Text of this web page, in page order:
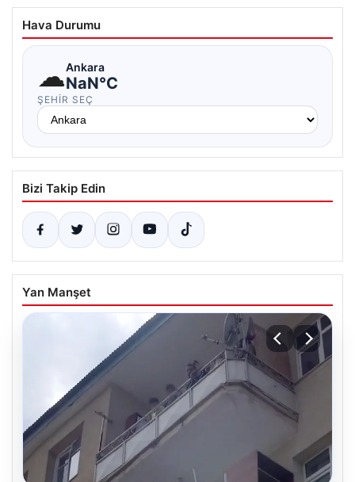
Hava Durumu
☁Ankara
NaN°C
ŞEHIR SEÇ
Bizi Takip Edin
Yan Manşet